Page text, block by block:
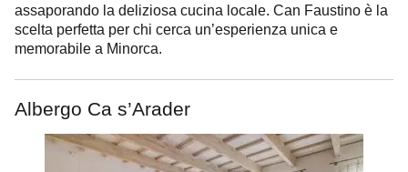
assaporando la deliziosa cucina locale. Can Faustino è la
scelta perfetta per chi cerca un’esperienza unica e
memorabile a Minorca.
Albergo Ca s’Arader